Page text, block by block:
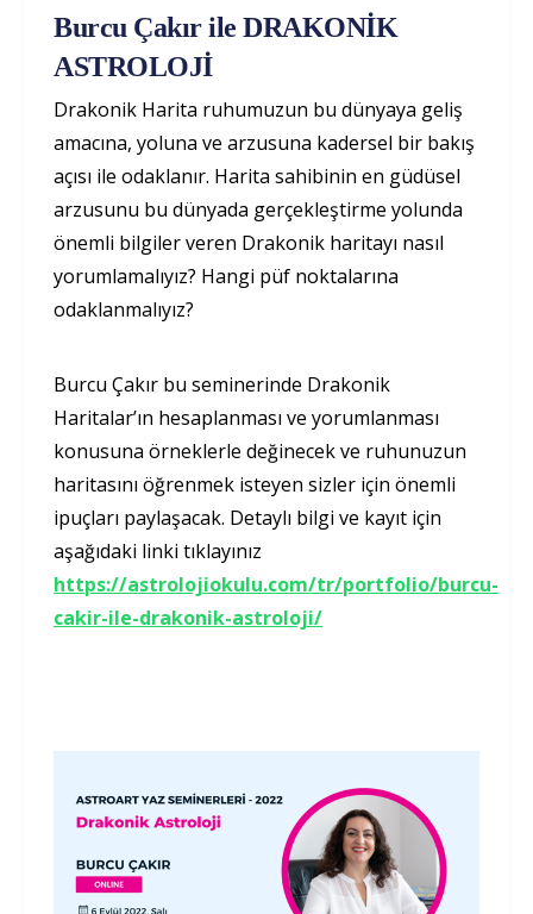
Burcu Çakır ile DRAKONİK
ASTROLOJİ
Drakonik Harita ruhumuzun bu dünyaya geliş
amacına, yoluna ve arzusuna kadersel bir bakış
açısı ile odaklanır. Harita sahibinin en güdüsel
arzusunu bu dünyada gerçekleştirme yolunda
önemli bilgiler veren Drakonik haritayı nasıl
yorumlamalıyız? Hangi püf noktalarına
odaklanmalıyız?
Burcu Çakır bu seminerinde Drakonik
Haritalar’ın hesaplanması ve yorumlanması
konusuna örneklerle değinecek ve ruhunuzun
haritasını öğrenmek isteyen sizler için önemli
ipuçları paylaşacak. Detaylı bilgi ve kayıt için
aşağıdaki linki tıklayınız
https://astrolojiokulu.com/tr/portfolio/burcu-
cakir-ile-drakonik-astroloji/